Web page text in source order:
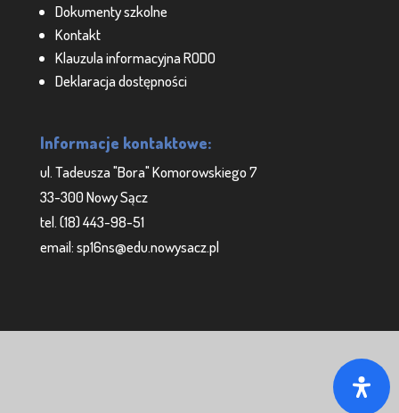
Dokumenty szkolne
Kontakt
Klauzula informacyjna RODO
Deklaracja dostępności
Informacje kontaktowe:
ul. Tadeusza "Bora" Komorowskiego 7
33-300 Nowy Sącz
tel. (18) 443-98-51
email: sp16ns@edu.nowysacz.pl